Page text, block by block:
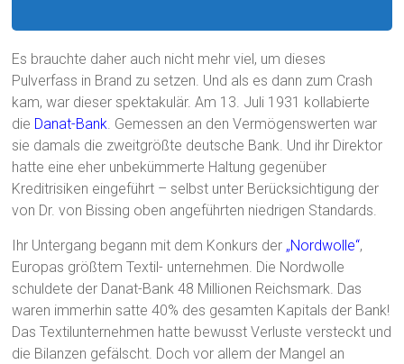
Es brauchte daher auch nicht mehr viel, um dieses
Pulverfass in Brand zu setzen. Und als es dann zum Crash
kam, war dieser spektakulär. Am 13. Juli 1931 kollabierte
die Danat-Bank. Gemessen an den Vermögenswerten war
sie damals die zweitgrößte deutsche Bank. Und ihr Direktor
hatte eine eher unbekümmerte Haltung gegenüber
Kreditrisiken eingeführt – selbst unter Berücksichtigung der
von Dr. von Bissing oben angeführten niedrigen Standards.
Ihr Untergang begann mit dem Konkurs der „Nordwolle“,
Europas größtem Textil- unternehmen. Die Nordwolle
schuldete der Danat-Bank 48 Millionen Reichsmark. Das
waren immerhin satte 40% des gesamten Kapitals der Bank!
Das Textilunternehmen hatte bewusst Verluste versteckt und
die Bilanzen gefälscht. Doch vor allem der Mangel an